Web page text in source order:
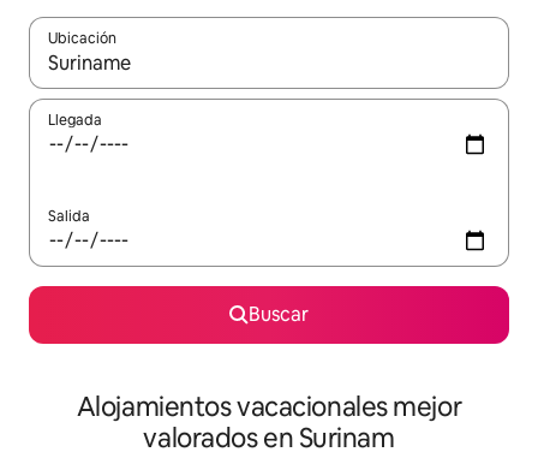
Ubicación
Cuando los resultados estén disponibles, navega con las
Llegada
Salida
Buscar
Alojamientos vacacionales mejor
valorados en Surinam